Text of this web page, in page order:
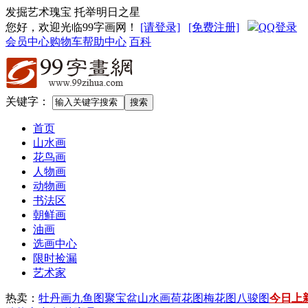
发掘艺术瑰宝 托举明日之星
您好，欢迎光临99字画网 ！ [请登录] [免费注册]
QQ登录
会员中心购物车帮助中心 百科
关键字：
首页
山水画
花鸟画
人物画
动物画
书法区
朝鲜画
油画
选画中心
限时捡漏
艺术家
热卖： 牡丹画九鱼图聚宝盆山水画荷花图梅花图 八骏图今日上